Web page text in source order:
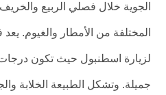
الجوية خلال فصلي الربيع والخريف
المختلفة من الأمطار والغيوم.
لزيارة اسطنبول حيث تكون درجات
جميلة. وتشكل الطبيعة الخلابة